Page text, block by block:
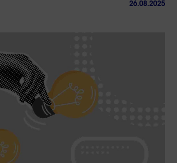
Trouver
une
agence
26.08.2025